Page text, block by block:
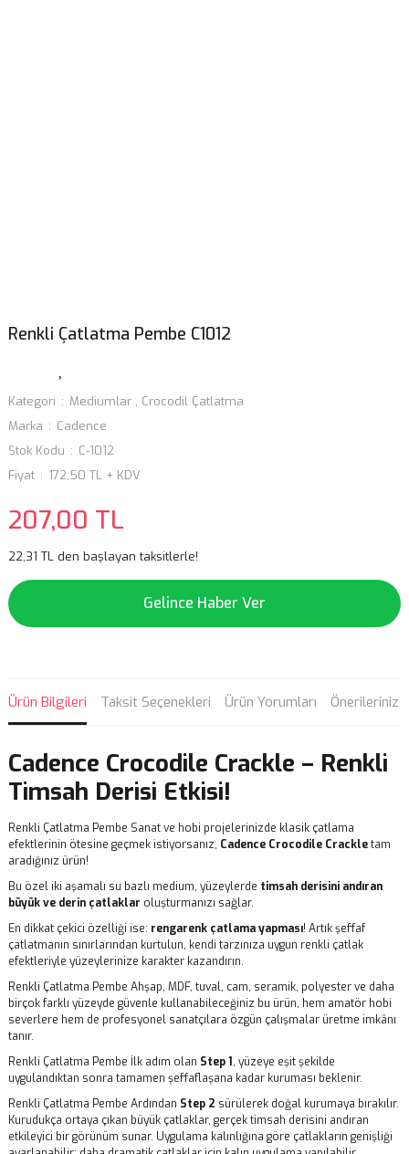
Renkli Çatlatma Pembe C1012
Kategori Mediumlar , Crocodil Çatlatma
Marka
Cadence
Stok Kodu
C-1012
Fiyat
172,50 TL + KDV
207,00 TL
22,31 TL den başlayan taksitlerle!
Gelince Haber Ver
Ürün Bilgileri Taksit Seçenekleri Ürün Yorumları Önerileriniz
Cadence Crocodile Crackle – Renkli
Timsah Derisi Etkisi!
Renkli Çatlatma Pembe Sanat ve hobi projelerinizde klasik çatlama
efektlerinin ötesine geçmek istiyorsanız, Cadence Crocodile Crackletam
aradığınız ürün!
Bu özel iki aşamalı su bazlı medium, yüzeylerde timsah derisini andıran
büyük ve derin çatlaklar oluşturmanızı sağlar.
En dikkat çekici özelliği ise: rengarenk çatlama yapması! Artık şeffaf
çatlatmanın sınırlarından kurtulun, kendi tarzınıza uygun renkli çatlak
efektleriyle yüzeylerinize karakter kazandırın.
Renkli Çatlatma Pembe Ahşap, MDF, tuval, cam, seramik, polyester ve daha
birçok farklı yüzeyde güvenle kullanabileceğiniz bu ürün, hem amatör hobi
severlere hem de profesyonel sanatçılara özgün çalışmalar üretme imkânı
tanır.
Renkli Çatlatma Pembe İlk adım olan Step 1 , yüzeye eşit şekilde
uygulandıktan sonra tamamen şeffaflaşana kadar kuruması beklenir.
Renkli Çatlatma Pembe Ardından Step 2 sürülerek doğal kurumaya bırakılır.
Kurudukça ortaya çıkan büyük çatlaklar, gerçek timsah derisini andıran
etkileyici bir görünüm sunar. Uygulama kalınlığına göre çatlakların genişliği